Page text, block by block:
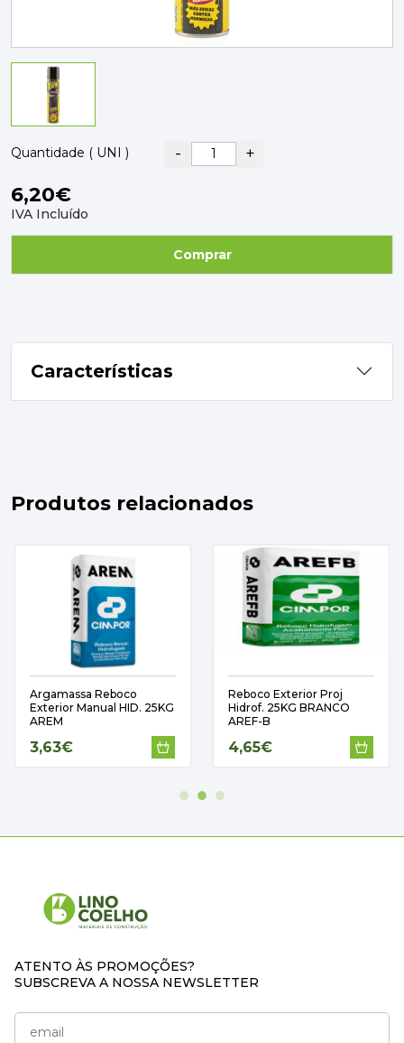
TINTAS, DROGAS E LIMPEZA
DYRUP
Quantidade ( UNI ) - +
6,20€
IVA Incluído
Comprar
Características
Produtos relacionados
Argamassa Reboco
Exterior Manual HID. 25KG
AREM
3,63€
Reboco Exterior Proj
Hidrof. 25KG BRANCO
AREF-B
4,65€
ATENTO ÀS PROMOÇÕES?
SUBSCREVA A NOSSA NEWSLETTER